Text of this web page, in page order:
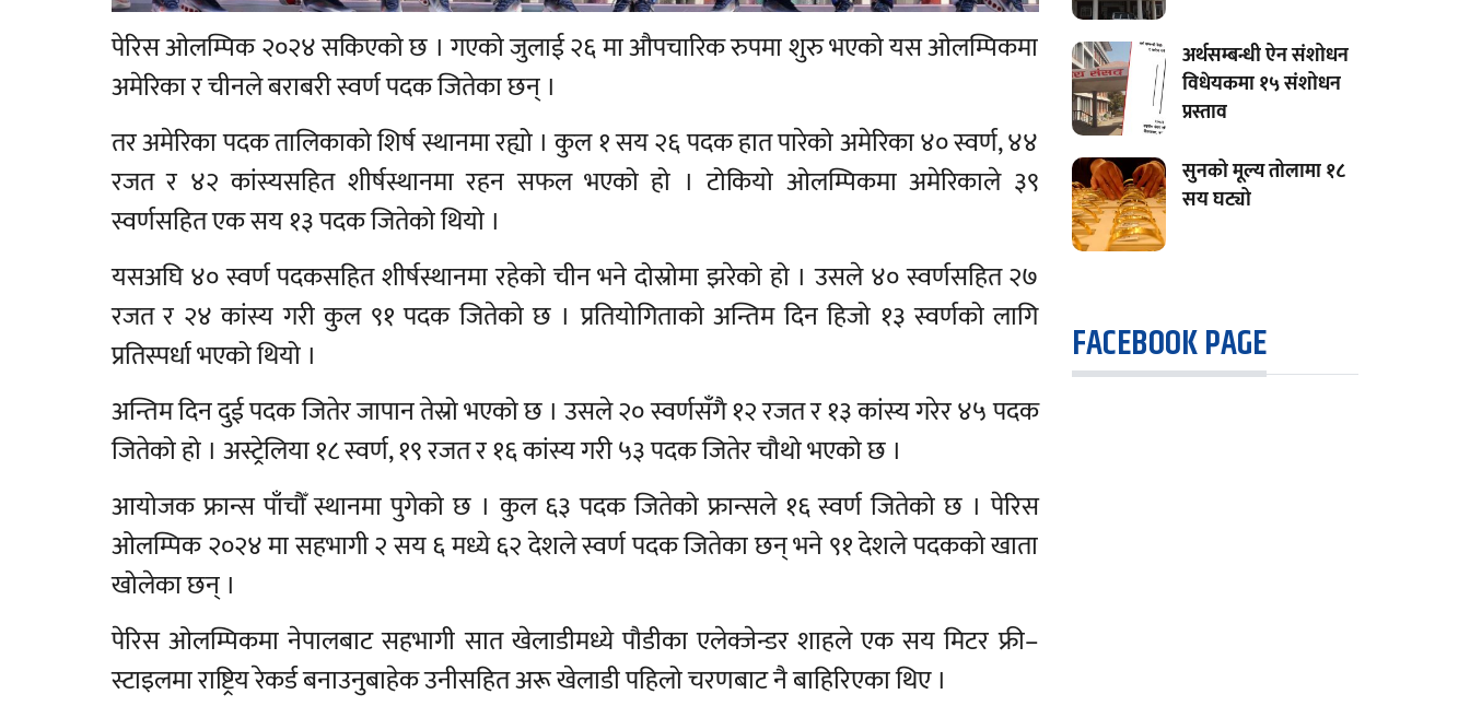
पेरिस ओलम्पिक २०२४ सकिएको छ । गएको जुलाई २६ मा औपचारिक रुपमा शुरु भएको यस ओलम्पिकमा
अमेरिका र चीनले बराबरी स्वर्ण पदक जितेका छन् ।
तर अमेरिका पदक तालिकाको शिर्ष स्थानमा रह्यो । कुल १ सय २६ पदक हात पारेको अमेरिका ४० स्वर्ण, ४४
रजत र ४२ कांस्यसहित शीर्षस्थानमा रहन सफल भएको हो । टोकियो ओलम्पिकमा अमेरिकाले ३९
स्वर्णसहित एक सय १३ पदक जितेको थियो ।
यसअघि ४० स्वर्ण पदकसहित शीर्षस्थानमा रहेको चीन भने दोस्रोमा झरेको हो । उसले ४० स्वर्णसहित २७
रजत र २४ कांस्य गरी कुल ९१ पदक जितेको छ । प्रतियोगिताको अन्तिम दिन हिजो १३ स्वर्णको लागि
प्रतिस्पर्धा भएको थियो ।
अन्तिम दिन दुई पदक जितेर जापान तेस्रो भएको छ । उसले २० स्वर्णसँगै १२ रजत र १३ कांस्य गरेर ४५ पदक
जितेको हो । अस्ट्रेलिया १८ स्वर्ण, १९ रजत र १६ कांस्य गरी ५३ पदक जितेर चौथो भएको छ ।
आयोजक फ्रान्स पाँचौँ स्थानमा पुगेको छ । कुल ६३ पदक जितेको फ्रान्सले १६ स्वर्ण जितेको छ । पेरिस
ओलम्पिक २०२४ मा सहभागी २ सय ६ मध्ये ६२ देशले स्वर्ण पदक जितेका छन् भने ९१ देशले पदकको खाता
खोलेका छन् ।
पेरिस ओलम्पिकमा नेपालबाट सहभागी सात खेलाडीमध्ये पौडीका एलेक्जेन्डर शाहले एक सय मिटर फ्री–
स्टाइलमा राष्ट्रिय रेकर्ड बनाउनुबाहेक उनीसहित अरू खेलाडी पहिलो चरणबाट नै बाहिरिएका थिए ।
अर्थसम्बन्धी ऐन संशोधन
विधेयकमा १५ संशोधन
प्रस्ताव
सुनको मूल्य तोलामा १८
सय घट्यो
FACEBOOK PAGE